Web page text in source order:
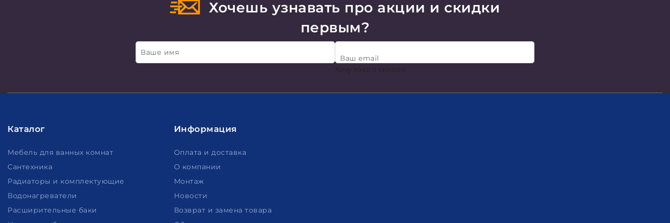
Хочешь узнавать про акции и скидки
первым?
Ваше имя
Ваш email
Хочу много скидок!
Каталог
Мебель для ванных комнат
Сантехника
Радиаторы и комплектующие
Водонагреватели
Расширительные баки
Информация
Оплата и доставка
О компании
Монтаж
Новости
Возврат и замена товара